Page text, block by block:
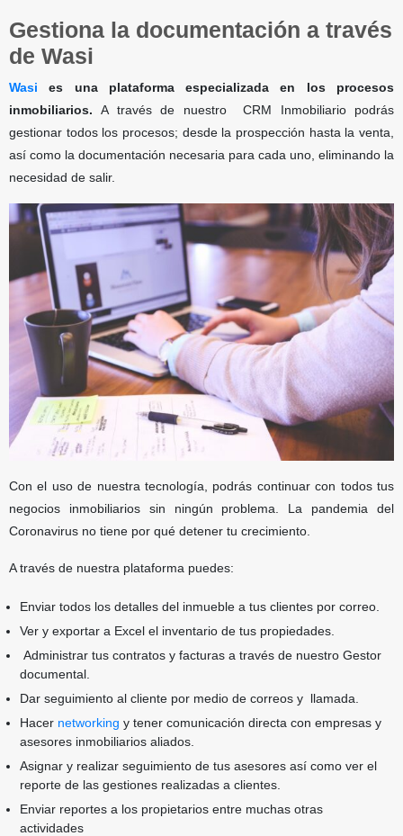
Gestiona la documentación a través
de Wasi
Wasi es una plataforma especializada en los procesos
inmobiliarios.A través de nuestro CRM Inmobiliario podrás
gestionar todos los procesos; desde la prospección hasta la venta,
así como la documentación necesaria para cada uno, eliminando la
necesidad de salir.
Con el uso de nuestra tecnología, podrás continuar con todos tus
negocios inmobiliarios sin ningún problema. La pandemia del
Coronavirus no tiene por qué detener tu crecimiento.
A través de nuestra plataforma puedes:
Enviar todos los detalles del inmueble a tus clientes por correo.
Ver y exportar a Excel el inventario de tus propiedades.
Administrar tus contratos y facturas a través de nuestro Gestor
documental.
Dar seguimiento al cliente por medio de correos y llamada.
Hacer networking y tener comunicación directa con empresas y
asesores inmobiliarios aliados.
Asignar y realizar seguimiento de tus asesores así como ver el
reporte de las gestiones realizadas a clientes.
Enviar reportes a los propietarios entre muchas otras
actividades